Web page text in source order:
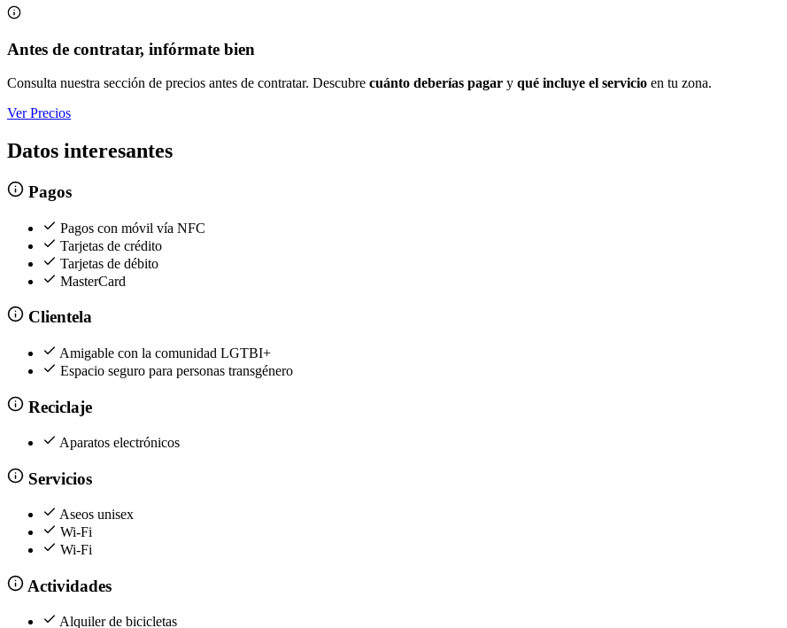
Antes de contratar, infórmate bien
Consulta nuestra sección de precios antes de contratar. Descubre cuánto deberías pagar y qué incluye el servicio en tu zona.
Ver Precios
Datos interesantes
Pagos
Pagos con móvil vía NFC
Tarjetas de crédito
Tarjetas de débito
MasterCard
Clientela
Amigable con la comunidad LGTBI+
Espacio seguro para personas transgénero
Reciclaje
Aparatos electrónicos
Servicios
Aseos unisex
Wi-Fi
Wi-Fi
Actividades
Alquiler de bicicletas